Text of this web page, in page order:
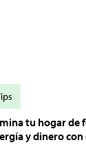
tu hogar de
y dinero